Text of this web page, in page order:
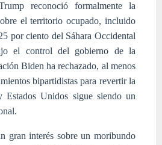
reconoció formalmente la
el territorio ocupado, incluido
por ciento del Sáhara Occidental
el control del gobierno de la
Biden ha rechazado, al menos
bipartidistas para revertir la
Estados Unidos sigue siendo un
gran interés sobre un moribundo